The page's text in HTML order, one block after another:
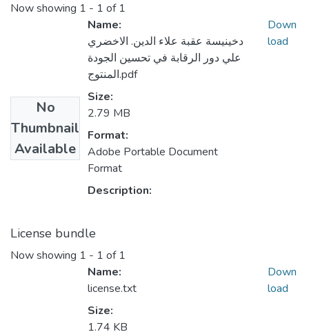
Now showing 1 - 1 of 1
No
Thumbnail
Available
Name:
دخينيسة عقبة علاء الدين. الاخضري
علي دور الرقابة في تحسين الجودة
المنتوج.pdf
Size:
2.79 MB
Format:
Adobe Portable Document
Format
Description:
Down
load
License bundle
Now showing 1 - 1 of 1
Name:
license.txt
Size:
1.74 KB
Down
load